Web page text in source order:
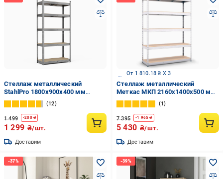
Стеллаж металлический
StahlPro 1800x900x400 мм
оцинкованный 5 полок МДФ
12
1 499 -200₴
1 299 ₴/шт.
Доставим
От 1 810.18 ₴ X 3
Стеллаж металлический
Меткас МКП 2160x1400x500 мм
300 кг/полку (МКП-54)
1
7 395 -1 965 ₴
5 430 ₴/шт.
Доставим